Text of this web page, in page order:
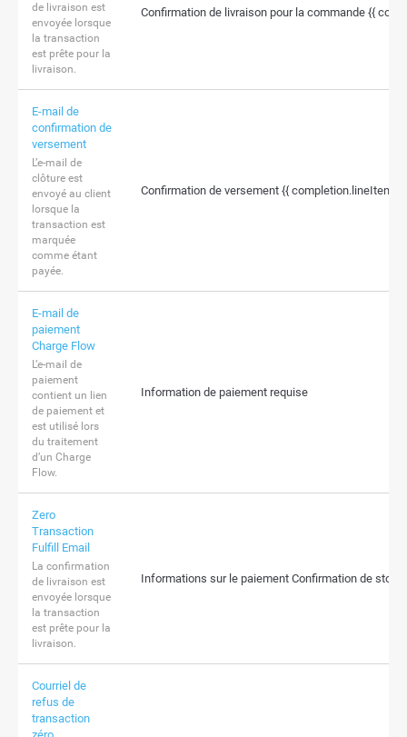
de livraison est
envoyée lorsque
la transaction
est prête pour la
livraison.
Confirmation de livraison pour la commande {{
E-mail de
confirmation de
versement
L’e-mail de
clôture est
envoyé au client
lorsque la
transaction est
marquée
comme étant
payée.
Confirmation de versement {{
E-mail de
paiement
Charge Flow
L’e-mail de
paiement
contient un lien
de paiement et
est utilisé lors
du traitement
d’un Charge
Flow.
Information de paiement requise
Zero
Transaction
Fulfill Email
La confirmation
de livraison est
envoyée lorsque
la transaction
est prête pour la
livraison.
Informations sur le paiement Confirmation de
Courriel de
refus de
transaction